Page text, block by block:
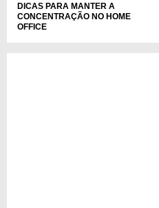
DICAS PARA MANTER A
CONCENTRAÇÃO NO HOME
OFFICE